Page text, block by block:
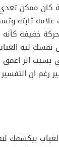
كان ممكن
علامة ثابتة
خفيفة
ليه
يسيب اثر
رغم ان
بيكشفك